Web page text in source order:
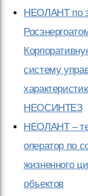
НЕОЛАНТ по
систему
НЕОСИНТЕЗ
НЕОЛАНТ –
оператор по
жизненного
объектов